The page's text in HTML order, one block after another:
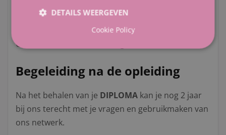
Daarnaast moet je rekening houden met huiswerk
Uiteraard is inzet van belang.
Begeleiding na de opleiding
Na het behalen van je DIPLOMA kan je nog 2 jaar
bij ons terecht met je vragen en gebruikmaken van
ons netwerk.
DETAILS WEERGEVEN
Cookie Policy